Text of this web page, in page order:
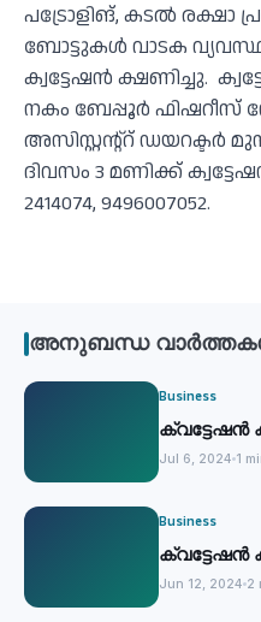
പട്രോളിങ്, കടല്‍ രക്ഷാ
ബോട്ടുകള്‍ വാടക
ക്വട്ടേഷന്‍ ക്ഷണിച്ചു.
നകം ബേപ്പൂര്‍ ഫിഷറീസ്
അസിസ്റ്റന്റ്‌റ്
ദിവസം 3 മണിക്ക്
2414074, 9496007052.
അനുബന്ധ
Business
ക്വട്ടേഷന്‍
Jul 6, 2024 1
Business
ക്വട്ടേഷന്‍
Jun 12, 2024 2